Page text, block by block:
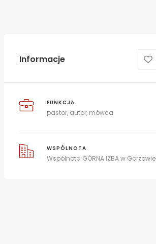
Informacje
FUNKCJA
pastor, autor, mówca
WSPÓLNOTA
Wspólnota GÓRNA IZBA w Gorzowie